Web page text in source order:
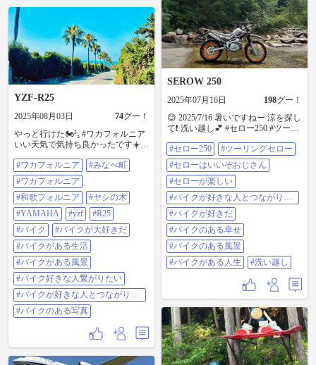
YZF-R25
2025年08月03日 74グー！
やっと行けた🏍³₃ #ワカフォルニア
いい天気で気持ち良かったです☀️.°
フォルニア #ヤシの木 #yamaha #yzf
#r25 #バイク #バイクが大好きだ #
バイクがある生活 #バイクがある風
景 #バイク好きな人繋がりたい #バ
イクが好きな人とつながりたい #バ
イクのある写真
#ワカフォルニア
#みなべ町
#ワカフォルニア
#和歌フォルニア
#ヤシの木
#YAMAHA
#yzf
#R25
#バイク
#バイクが大好きだ
#バイクがある生活
#バイクがある風景
#バイク好きな人繋がりたい
#バイクが好きな人とつながりた
い
#バイクのある写真
SEROW 250
2025年07月16日 198グー！
😊 2025/7/16 暑いですねー 涼を探し
て❗ 洗い越し💕 #セロー250 #ツーリ
ん #セローが楽しい #バイクが好き
な人とつながりたい #バイクが好き
だ #バイクのある幸せ #バイクのあ
る風景 #バイクがある人生 #洗い越
し
#セロー250
#ツーリングセロー
#セローはいいぞおじさん
#セローが楽しい
#バイクが好きな人とつながりた
い
#バイクが好きだ
#バイクのある幸せ
#バイクのある風景
#バイクがある人生
#洗い越し